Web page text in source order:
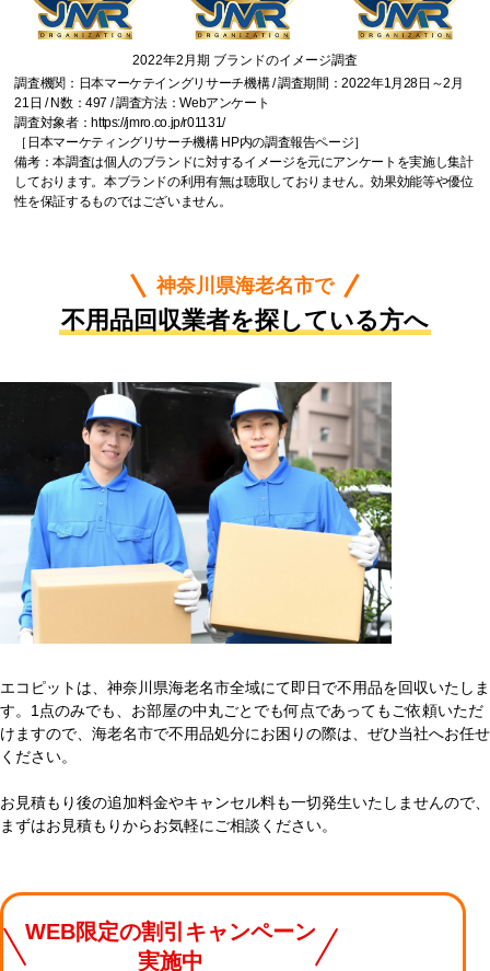
2022年2月期 ブランドのイメージ調査
調査機関：日本マーケテイングリサーチ機構 / 調査期間：2022年1月28日～2月
21日 / N数：497 / 調査方法：Webアンケート
調査対象者：https://jmro.co.jp/r01131/
［日本マーケティングリサーチ機構 HP内の調査報告ページ］
備考：本調査は個人のブランドに対するイメージを元にアンケートを実施し集計
しております。本ブランドの利用有無は聴取しておりません。効果効能等や優位
性を保証するものではございません。
神奈川県海老名市で
不用品回収業者を探している方へ
エコピットは、神奈川県海老名市全域にて即日で不用品を回収いたしま
す。1点のみでも、お部屋の中丸ごとでも何点であってもご依頼いただ
けますので、海老名市で不用品処分にお困りの際は、ぜひ当社へお任せ
ください。
お見積もり後の追加料金やキャンセル料も一切発生いたしませんので、
まずはお見積もりからお気軽にご相談ください。
WEB限定の割引キャンペーン
実施中